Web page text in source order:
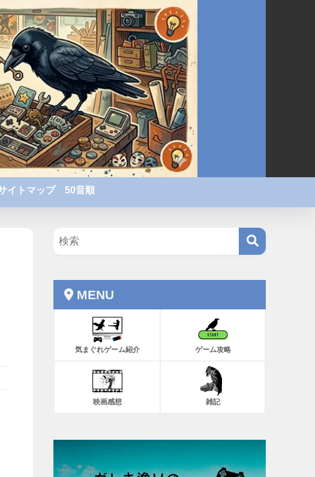
イトマップ 50音順
MENU
気まぐれゲーム紹介 ゲーム攻略
映画感想 雑記